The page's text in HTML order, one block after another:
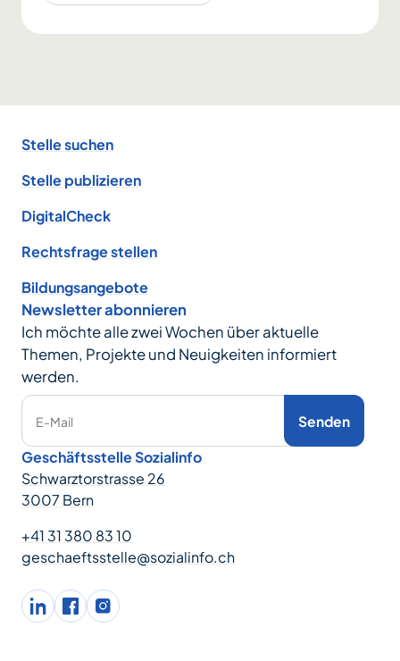
Stelle suchen
Stelle publizieren
DigitalCheck
Rechtsfrage stellen
Bildungsangebote
Newsletter abonnieren
Ich möchte alle zwei Wochen über aktuelle
Themen, Projekte und Neuigkeiten informiert
werden.
E-Mail Senden
Geschäftsstelle Sozialinfo
Schwarztorstrasse 26
3007 Bern
+41 31 380 83 10
geschaeftsstelle@sozialinfo.ch
LinkedInfacebookInstagram